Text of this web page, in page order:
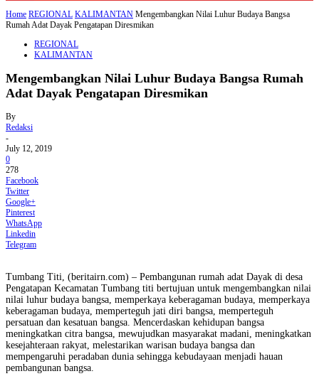
Home REGIONAL KALIMANTAN Mengembangkan Nilai Luhur Budaya Bangsa
Rumah Adat Dayak Pengatapan Diresmikan
REGIONAL
KALIMANTAN
Mengembangkan Nilai Luhur Budaya Bangsa Rumah
Adat Dayak Pengatapan Diresmikan
By
Redaksi
-
July 12, 2019
0
278
Facebook
Twitter
Google+
Pinterest
WhatsApp
Linkedin
Telegram
Tumbang Titi, (beritairn.com) – Pembangunan rumah adat Dayak di desa
Pengatapan Kecamatan Tumbang titi bertujuan untuk mengembangkan nilai
nilai luhur budaya bangsa, memperkaya keberagaman budaya, memperkaya
keberagaman budaya, memperteguh jati diri bangsa, memperteguh
persatuan dan kesatuan bangsa. Mencerdaskan kehidupan bangsa
meningkatkan citra bangsa, mewujudkan masyarakat madani, meningkatkan
kesejahteraan rakyat, melestarikan warisan budaya bangsa dan
mempengaruhi peradaban dunia sehingga kebudayaan menjadi hauan
pembangunan bangsa.